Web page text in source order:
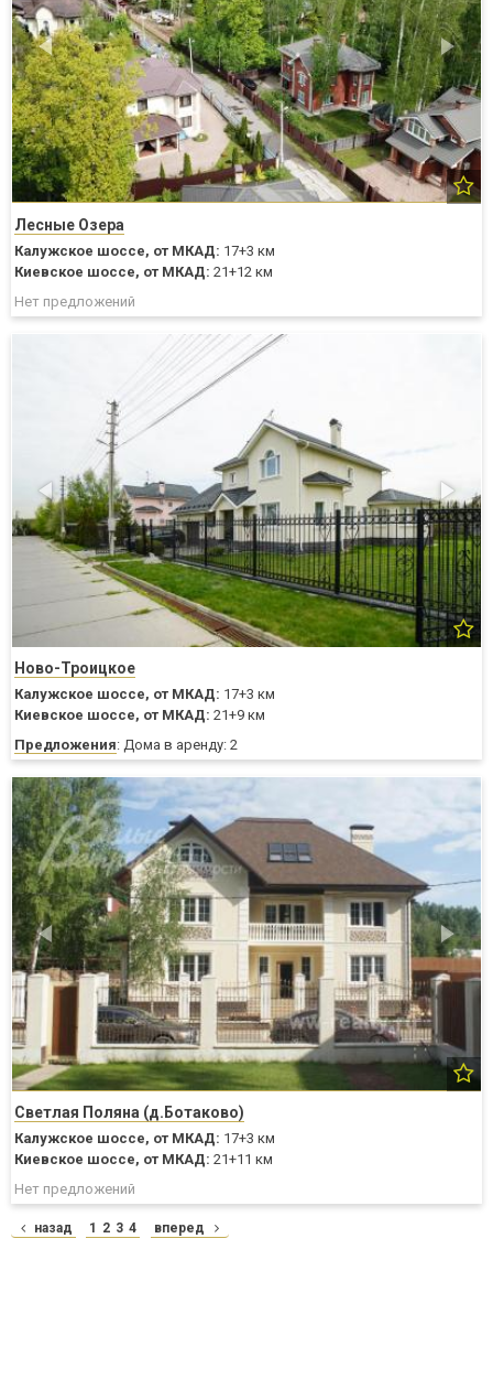
Лесные Озера
Калужское шоссе, от МКАД: 17+3 км
Киевское шоссе, от МКАД: 21+12 км
Нет предложений
Ново-Троицкое
Калужское шоссе, от МКАД: 17+3 км
Киевское шоссе, от МКАД: 21+9 км
Предложения: Дома в аренду: 2
Светлая Поляна (д.Ботаково)
Калужское шоссе, от МКАД: 17+3 км
Киевское шоссе, от МКАД: 21+11 км
Нет предложений
назад 1 2 3 4 вперед